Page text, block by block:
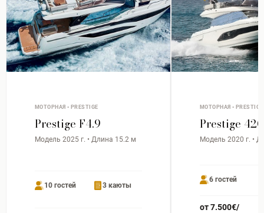
МОТОРНАЯ • PRESTIGE
Prestige F4.9
Модель 2025 г. • Длина 15.2 м
10 гостей 3 каюты
МОТОРНАЯ • PRESTIGE
Prestige 420
Модель 2020 г. •
6 гостей
от 7.500€/